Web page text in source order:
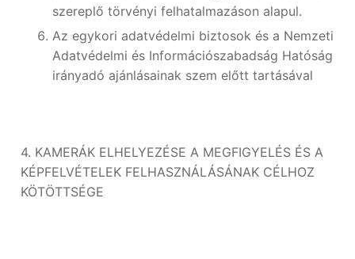
szereplő törvényi felhatalmazáson alapul.
Az egykori adatvédelmi biztosok és a Nemzeti
Adatvédelmi és Információszabadság Hatóság
irányadó ajánlásainak szem előtt tartásával
4. KAMERÁK ELHELYEZÉSE A MEGFIGYELÉS ÉS A
KÉPFELVÉTELEK FELHASZNÁLÁSÁNAK CÉLHOZ
KÖTÖTTSÉGE